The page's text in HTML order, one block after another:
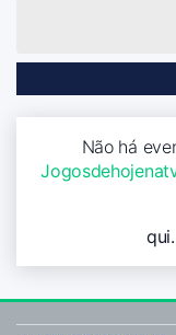
Não há